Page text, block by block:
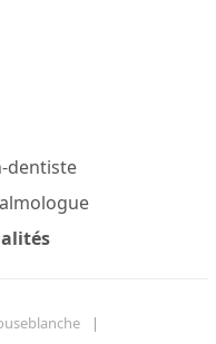
dentiste